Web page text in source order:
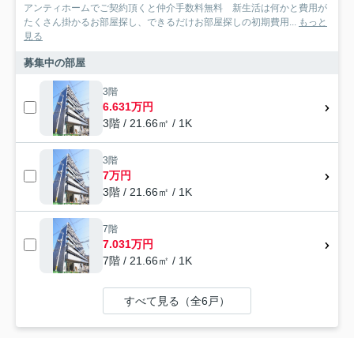
アンティホームでご契約頂くと仲介手数料無料 新生活は何かと費用が
たくさん掛かるお部屋探し、できるだけお部屋探しの初期費用... もっと
見る
募集中の部屋
3階
6.631万円
3階 / 21.66㎡ / 1K
3階
7万円
3階 / 21.66㎡ / 1K
7階
7.031万円
7階 / 21.66㎡ / 1K
すべて見る（全6戸）